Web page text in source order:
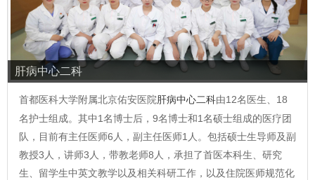
肝病中心二科
首都医科大学附属北京佑安医院肝病中心二科由12名医生、18
名护士组成。其中1名博士后，9名博士和1名硕士组成的医疗团
队，目前有主任医师6人，副主任医师1人。包括硕士生导师及副
教授3人，讲师3人，带教老师8人，承担了首医本科生、研究
生、留学生中英文教学以及相关科研工作，以及住院医师规范化